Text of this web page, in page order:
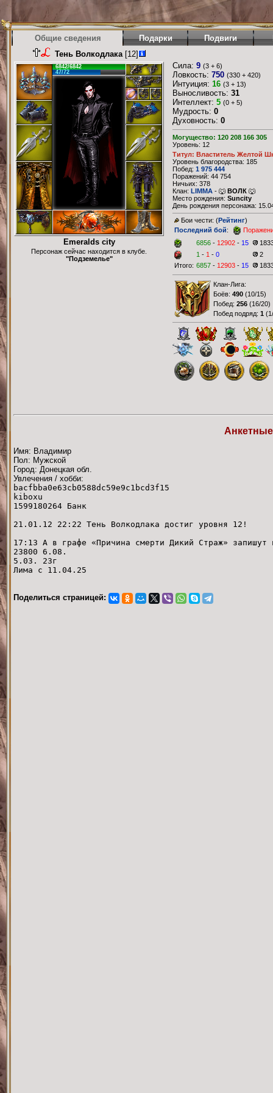
Общие сведения Подарки Подвиги
Тень Волкодлака[12]
6842/6842
47/72
Emeralds city
Персонаж сейчас находится в клубе.
"Подземелье"
Сила: 9 (3 + 6)
Ловкость: 750 (330 + 420)
Интуиция: 16 (3 + 13)
Выносливость: 31
Интеллект: 5 (0 + 5)
Мудрость: 0
Духовность: 0
Могущество: 120 208 166 305
Уровень: 12
Титул: Властитель Желтой
Уровень благородства: 185
Побед: 1 975 444
Поражений: 44 754
Ничьих: 378
Клан: LIMMA - 🐺 ВОЛК 🐺
Место рождения: Suncity
День рождения персонажа:
Бои чести: (Рейтинг)
Последний бой:
6856 - 12902 - 15
1 - 1 - 0
2
Итого: 6857 - 12903 - 15
Клан-Лига:
Боёв: 490 (10/15)
Побед: 256 (16/20)
Побед подряд: 1 (
Имя: Владимир
Пол: Мужской
Город: Донецкая обл.
Увлечения / хобби:
bacfbba0e63cb0588dc59e9c1bcd3f15
kiboxu
1599180264 Банк
21.01.12 22:22 Тень Волкодлака достиг уровня 12!
17:13 А в графе «Причина смерти Дикий Страж» запишут
23800 6.08.
5.03. 23г
Лима с 11.04.25
Поделиться страницей: